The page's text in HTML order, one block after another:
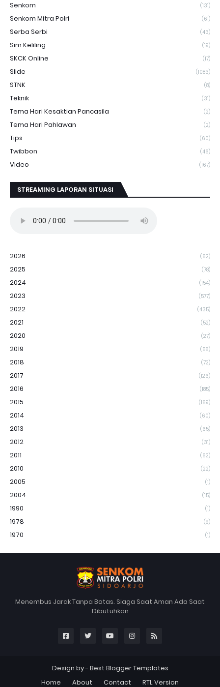
Senkom (131)
Senkom Mitra Polri (61)
Serba Serbi (43)
Sim Keliling (19)
SKCK Online (17)
Slide (1083)
STNK (8)
Teknik (31)
Tema Hari Kesaktian Pancasila (2)
Tema Hari Pahlawan (2)
Tips (60)
Twibbon (46)
Video (167)
STREAMING LAPORAN SITUASI
2026 (62)
2025 (78)
2024 (154)
2023 (577)
2022 (435)
2021 (52)
2020 (27)
2019 (56)
2018 (72)
2017 (126)
2016 (185)
2015 (169)
2014 (60)
2013 (65)
2012 (31)
2011 (62)
2010 (22)
2005 (1)
2004 (15)
1990 (1)
1978 (9)
1970 (1)
Menembus Jarak Tanpa Batas. Siaga Saat Aman Ada Saat
Dibutuhkan
Design by - Best Blogger Templates
Home
About Contact RTL Version